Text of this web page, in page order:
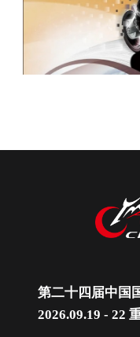
第二十四届中国
2026.09.19 - 22